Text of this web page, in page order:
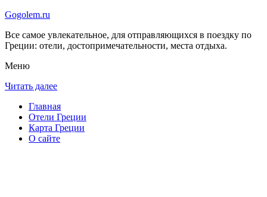
Gogolem.ru
Все самое увлекательное, для отправляющихся в поездку по
Греции: отели, достопримечательности, места отдыха.
Меню
Читать далее
Главная
Отели Греции
Карта Греции
О сайте